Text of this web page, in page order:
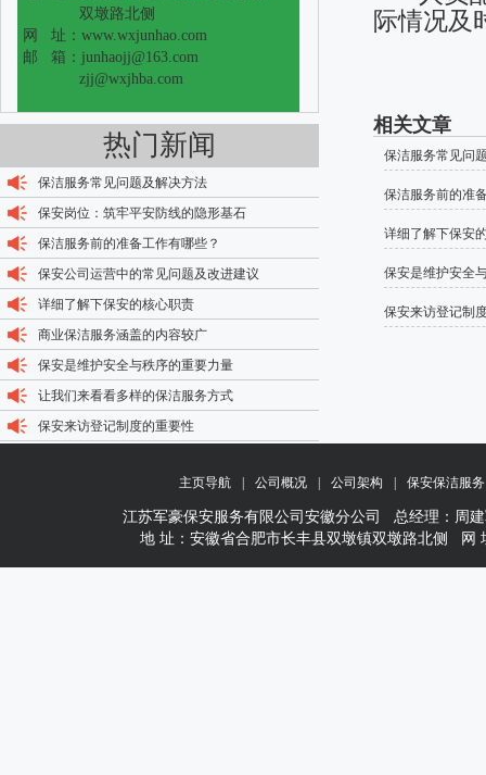
双墩路北侧
网 址：www.wxjunhao.com
邮 箱：junhaojj@163.com
zjj@wxjhba.com
热门新闻
保洁服务常见问题及解决方法
保安岗位：筑牢平安防线的隐形基石
保洁服务前的准备工作有哪些？
保安公司运营中的常见问题及改进建议
详细了解下保安的核心职责
商业保洁服务涵盖的内容较广
保安是维护安全与秩序的重要力量
让我们来看看多样的保洁服务方式
保安来访登记制度的重要性
际情况及
相关文章
保洁服务常见问
保洁服务前的准
详细了解下保安
保安是维护安全
保安来访登记制
主页导航 公司概况 公司架构 保安保洁服务
江苏军豪保安服务有限公司安徽分公司 总经理：周
地 址：安徽省合肥市长丰县双墩镇双墩路北侧 网